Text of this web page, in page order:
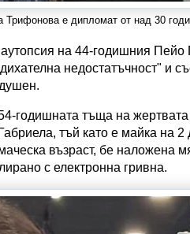
Трифонова е дипломат от над 30
на 44-годишния Пейо
недостатъчност" и
годишната тъща на
тъй като е майка на 2
възраст, бе наложена
с електронна гривна.